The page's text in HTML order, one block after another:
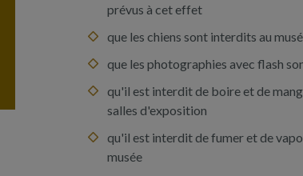
prévus à cet effet
que les chiens sont interdits au
que les photographies avec flash
qu'il est interdit de boire et de
salles d'exposition
qu'il est interdit de fumer et de
musée